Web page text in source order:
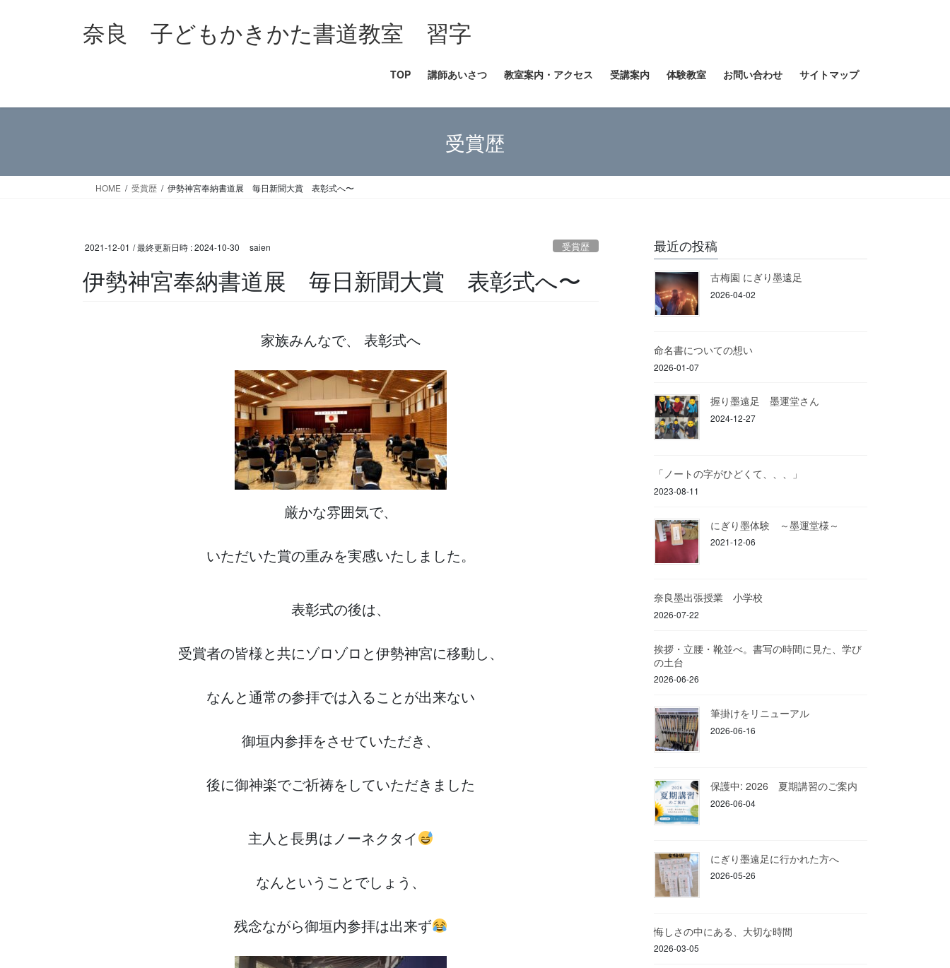
ス
ン
奈良 子どもかきかた書道教室 習字
TOP 講師あいさつ 教室案内・アクセス 受講案内 体験教室 お問い合わせ サイトマップ
受賞歴
HOME 受賞歴 伊勢神宮奉納書道展 毎日新聞大賞 表彰式へ〜
2021-12-01 / 最終更新日時 :2024-10-30 saien 受賞歴
伊勢神宮奉納書道展 毎日新聞大賞 表彰式へ〜
家族みんなで、 表彰式へ
厳かな雰囲気で、
いただいた賞の重みを実感いたしました。
表彰式の後は、
受賞者の皆様と共にゾロゾロと伊勢神宮に移動し、
なんと通常の参拝では入ることが出来ない
御垣内参拝をさせていただき、
後に御神楽でご祈祷をしていただきました
主人と長男はノーネクタイ
なんということでしょう、
残念ながら御垣内参拝は出来ず
最近の投稿
古梅園 にぎり墨遠足
2026-04-02
命名書についての想い
2026-01-07
握り墨遠足 墨運堂さん
2024-12-27
「ノートの字がひどくて、、、」
2023-08-11
にぎり墨体験 ～墨運堂様～
2021-12-06
奈良墨出張授業 小学校
2026-07-22
挨拶・立腰・靴並べ。書写の時間に見た、学び
の土台
2026-06-26
筆掛けをリニューアル
2026-06-16
保護中: 2026 夏期講習のご案内
2026-06-04
にぎり墨遠足に行かれた方へ
2026-05-26
悔しさの中にある、大切な時間
2026-03-05